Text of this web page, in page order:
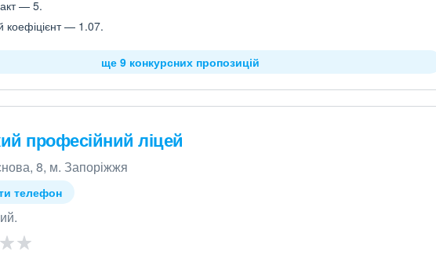
— 5.
коефіцієнт — 1.07.
ще 9 конкурсних пропозицій
професійний ліцей
8, м. Запоріжжя
телефон